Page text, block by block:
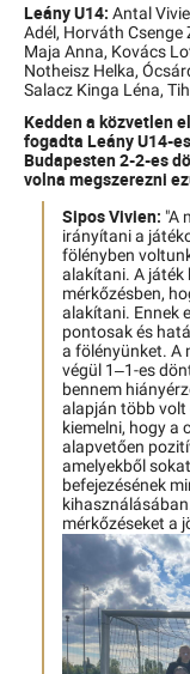
Leány U14: Antal
Adél, Horváth Csenge
Maja Anna, Kovács
Notheisz Helka,
Salacz Kinga Léna,
Kedden a közvetlen
fogadta Leány U14-
Budapesten 2-2-es
volna megszerezni
Sipos Vivien: "A
irányítani a
fölényben
alakítani. A játék
mérkőzésben,
alakítani. Ennek
pontosak és
a fölényünket. A
végül 1–1-es
bennem
alapján több volt
kiemelni, hogy a
alapvetően
amelyekből
befejezésének
mérkőzéseket a